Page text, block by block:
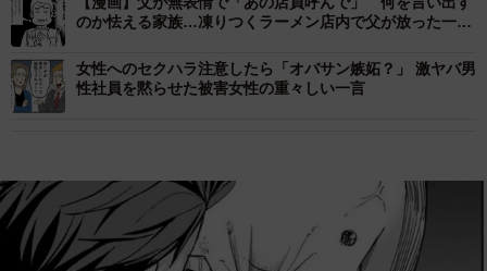
のか怯える家族…凍りつくラーメン店内で父が放った一言
女性へのセクハラ注意したら「オバサン嫉妬？」 激ヤバ男
性社員を黙らせた被害女性の重々しい一言